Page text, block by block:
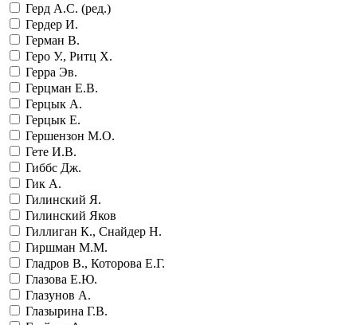
Герд А.С. (ред.)
Гердер И.
Герман В.
Геро У., Ритц Х.
Герра Эв.
Герцман Е.В.
Герцык А.
Герцык Е.
Гершензон М.О.
Гете И.В.
Гиббс Дж.
Гик А.
Гилинский Я.
Гилинский Яков
Гиллиган К., Снайдер Н.
Гиршман М.М.
Гладров В., Которова Е.Г.
Глазова Е.Ю.
Глазунов А.
Глазырина Г.В.